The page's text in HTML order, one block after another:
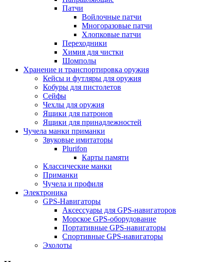
Патчи
Войлочные патчи
Многоразовые патчи
Хлопковые патчи
Переходники
Химия для чистки
Шомполы
Хранение и транспортировка оружия
Кейсы и футляры для оружия
Кобуры для пистолетов
Сейфы
Чехлы для оружия
Ящики для патронов
Ящики для принадлежностей
Чучела манки приманки
Звуковые имитаторы
Plurifon
Карты памяти
Классические манки
Приманки
Чучела и профиля
Электроника
GPS-Навигаторы
Аксессуары для GPS-навигаторов
Морское GPS-оборудование
Портативные GPS-навигаторы
Спортивные GPS-навигаторы
Эхолоты